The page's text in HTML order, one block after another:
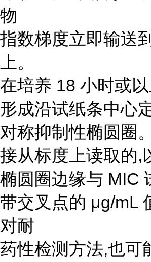
物
指数梯度立即输送
上。
在培养 18 小时或
形成沿试纸条中心
对称抑制性椭圆圈
接从标度上读取的,
椭圆圈边缘与 MIC
带交叉点的 μg/mL
对耐
药性检测方法,也可